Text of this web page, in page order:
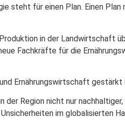
steht für einen Plan. Einen
in der Landwirtschaft
Fachkräfte für die
Ernährungswirtschaft
der Region nicht nur
im globalisierten